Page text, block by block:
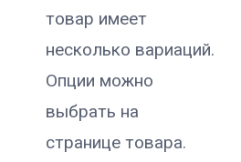
товар имеет
несколько вариаций.
Опции можно
выбрать на
странице товара.